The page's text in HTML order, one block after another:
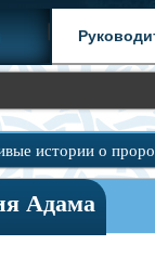
|
истории о
Адама